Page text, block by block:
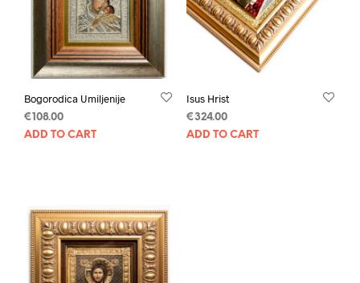
Bogorodica Umiljenije
€ 108.00
ADD TO CART
Isus Hrist
€324.00
ADD TO CART